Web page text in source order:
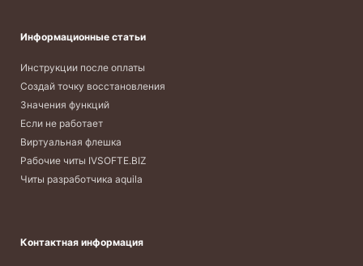
Информационные статьи
Инструкции после оплаты
Создай точку восстановления
Значения функций
Если не работает
Виртуальная флешка
Рабочие читы IVSOFTE.BIZ
Читы разработчика aquila
Контактная информация